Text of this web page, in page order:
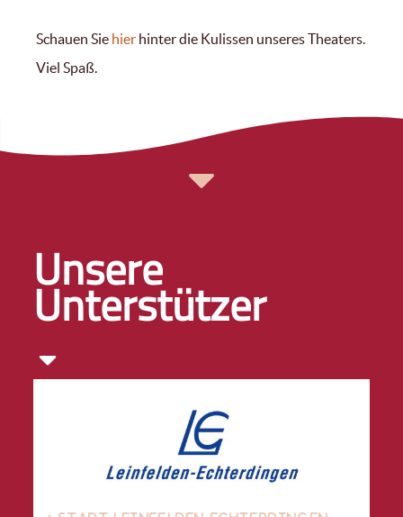
Schauen Sie hier hinter die Kulissen unseres Theaters.
Viel Spaß.
Unsere
Unterstützer